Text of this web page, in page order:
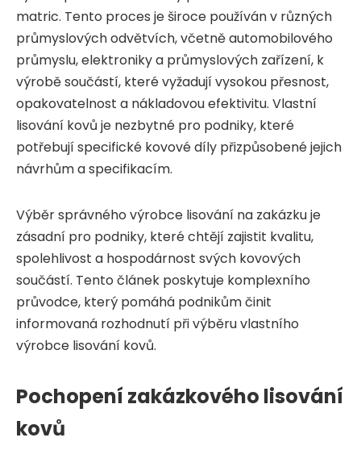
matric. Tento proces je široce používán v různých
průmyslových odvětvích, včetně automobilového
průmyslu, elektroniky a průmyslových zařízení, k
výrobě součástí, které vyžadují vysokou přesnost,
opakovatelnost a nákladovou efektivitu. Vlastní
lisování kovů je nezbytné pro podniky, které
potřebují specifické kovové díly přizpůsobené jejich
návrhům a specifikacím.
Výběr správného výrobce lisování na zakázku je
zásadní pro podniky, které chtějí zajistit kvalitu,
spolehlivost a hospodárnost svých kovových
součástí. Tento článek poskytuje komplexního
průvodce, který pomáhá podnikům činit
informovaná rozhodnutí při výběru vlastního
výrobce lisování kovů.
Pochopení zakázkového lisování
kovů